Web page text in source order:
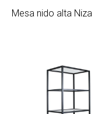
Mesa nido alta Niza